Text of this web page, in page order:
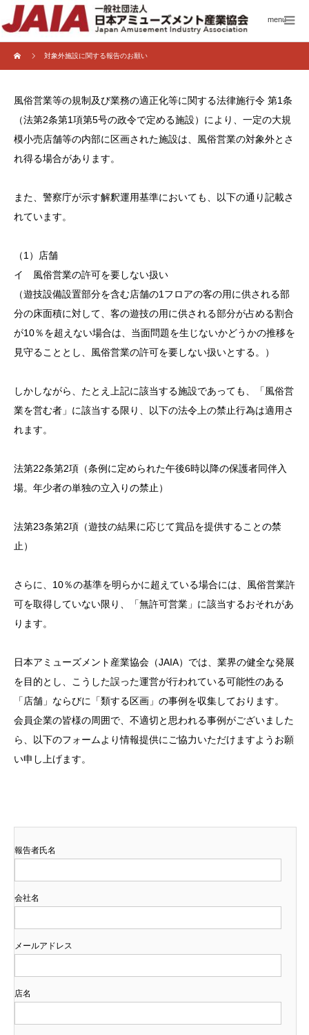
menu
対象外施設に関する報告のお願い
風俗営業等の規制及び業務の適正化等に関する法律施行令 第1条
（法第2条第1項第5号の政令で定める施設）により、一定の大規
模小売店舗等の内部に区画された施設は、風俗営業の対象外とさ
れ得る場合があります。
また、警察庁が示す解釈運用基準においても、以下の通り記載さ
れています。
（1）店舗
イ 風俗営業の許可を要しない扱い
（遊技設備設置部分を含む店舗の1フロアの客の用に供される部
分の床面積に対して、客の遊技の用に供される部分が占める割合
が10％を超えない場合は、当面問題を生じないかどうかの推移を
見守ることとし、風俗営業の許可を要しない扱いとする。）
しかしながら、たとえ上記に該当する施設であっても、「風俗営
業を営む者」に該当する限り、以下の法令上の禁止行為は適用さ
れます。
法第22条第2項（条例に定められた午後6時以降の保護者同伴入
場。年少者の単独の立入りの禁止）
法第23条第2項（遊技の結果に応じて賞品を提供することの禁
止）
さらに、10％の基準を明らかに超えている場合には、風俗営業許
可を取得していない限り、「無許可営業」に該当するおそれがあ
ります。
日本アミューズメント産業協会（JAIA）では、業界の健全な発展
を目的とし、こうした誤った運営が行われている可能性のある
「店舗」ならびに「類する区画」の事例を収集しております。
会員企業の皆様の周囲で、不適切と思われる事例がございました
ら、以下のフォームより情報提供にご協力いただけますようお願
い申し上げます。
報告者氏名
会社名
メールアドレス
店名